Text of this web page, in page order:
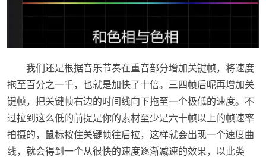
我们还是根据音乐节奏在重音部分增加关键帧，将速度
拖至百分之一千，也就是加快了十倍。三四帧后呢再增加关
键帧，把关键帧右边的时间线向下拖至一个极低的速度。不
过拉到这么低的前提是你的素材至少是六十帧以上的帧速率
拍摄的，鼠标按住关键帧往后拉，这样就会出现一个速度曲
线，就会得到一个从很快的速度逐渐减速的效果，以此类